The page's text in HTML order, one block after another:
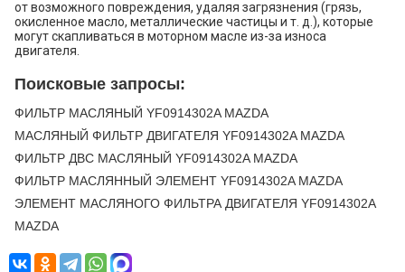
от возможного повреждения, удаляя загрязнения (грязь,
окисленное масло, металлические частицы и т. д.), которые
могут скапливаться в моторном масле из-за износа
двигателя.
Поисковые запросы:
ФИЛЬТР МАСЛЯНЫЙ YF0914302A MAZDA
МАСЛЯНЫЙ ФИЛЬТР ДВИГАТЕЛЯ YF0914302A MAZDA
ФИЛЬТР ДВС МАСЛЯНЫЙ YF0914302A MAZDA
ФИЛЬТР МАСЛЯННЫЙ ЭЛЕМЕНТ YF0914302A MAZDA
ЭЛЕМЕНТ МАСЛЯНОГО ФИЛЬТРА ДВИГАТЕЛЯ YF0914302A
MAZDA